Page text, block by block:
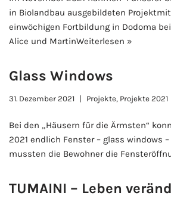
in Biolandbau ausgebildeten
einwöchigen Fortbildung in Dodoma
Alice und MartinWeiterlesen »
Glass Windows
31. Dezember 2021 Projekte, Projekte 2021
Bei den „Häusern für die Ärmsten“
2021 endlich Fenster – glass windows
mussten die Bewohner die
TUMAINI – Leben